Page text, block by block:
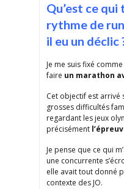
Qu’est ce qui
rythme de
il eu un déclic
Je me suis fixé
faire un marathon
Cet objectif est arrivé
grosses difficultés
regardant les jeux
précisément
Je pense que ce qui
une concurrente
elle avait tout donné
contexte des JO.